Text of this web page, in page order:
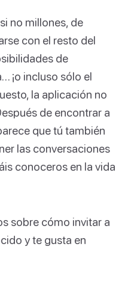
no millones, de
con el resto del
de
¡o incluso sólo el
la aplicación no
de encontrar a
que tú también
las conversaciones
conoceros en la vida
sobre cómo invitar a
y te gusta en